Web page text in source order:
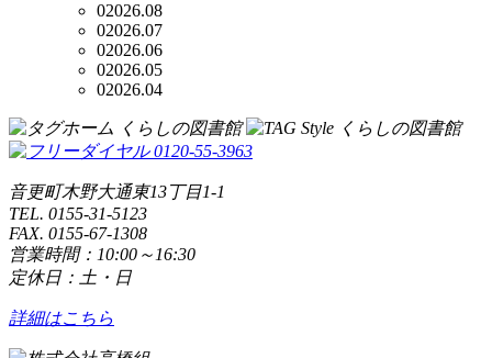
02026.08
02026.07
02026.06
02026.05
02026.04
音更町木野大通東13丁目1-1
TEL. 0155-31-5123
FAX. 0155-67-1308
営業時間：10:00～16:30
定休日：土・日
詳細はこちら